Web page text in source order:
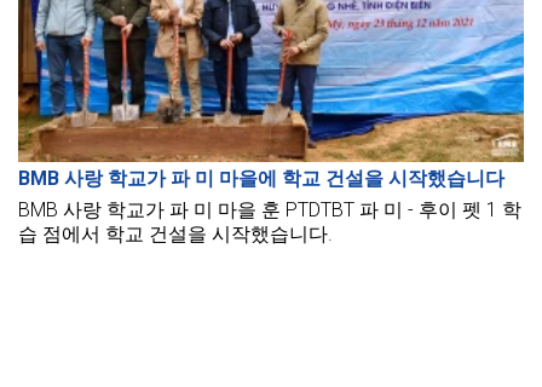
BMB 사랑 학교가 파 미 마을에 학교 건설을 시작했습니다
BMB 사랑 학교가 파 미 마을 훈 PTDTBT 파 미 - 후이 펫 1 학
습 점에서 학교 건설을 시작했습니다.